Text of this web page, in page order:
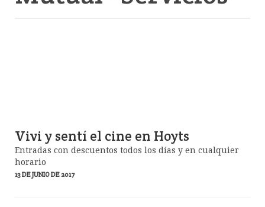
Vivi y sentí el cine en Hoyts
Entradas con descuentos todos los días y en cualquier
horario
13 DE JUNIO DE 2017